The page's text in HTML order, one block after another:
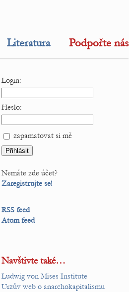
Literatura Podpořte nás
Login:
Heslo:
zapamatovat si mě
Nemáte zde účet?
Zaregistrujte se!
RSS feed
Atom feed
Navštivte také…
Ludwig von Mises Institute
Urzův web o anarchokapitalismu